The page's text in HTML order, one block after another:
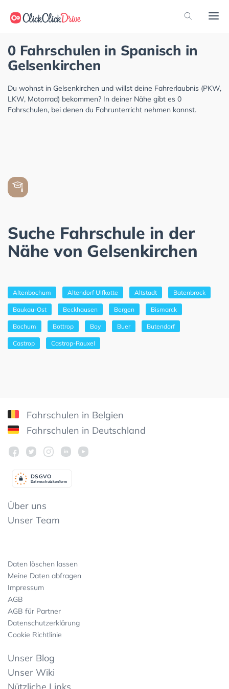
0 Fahrschulen in Spanisch in
Gelsenkirchen
Du wohnst in Gelsenkirchen und willst deine Fahrerlaubnis (PKW,
LKW, Motorrad) bekommen? In deiner Nähe gibt es 0
Fahrschulen, bei denen du Fahrunterricht nehmen kannst.
Suche Fahrschule in der
Nähe von Gelsenkirchen
Altenbochum Altendorf Ulfkotte Altstadt Batenbrock
Baukau-Ost Beckhausen Bergen Bismarck
Bochum Bottrop Boy Buer Butendorf
Castrop Castrop-Rauxel
Fahrschulen in Belgien
Fahrschulen in Deutschland
Datenschutzkonform
DSGVO
Über uns
Unser Team
Daten löschen lassen
Meine Daten abfragen
Impressum
AGB
AGB für Partner
Datenschutzerklärung
Cookie Richtlinie
Unser Blog
Unser Wiki